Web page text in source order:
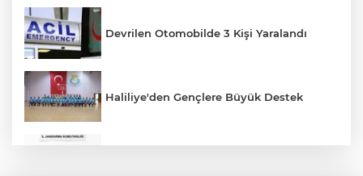
Devrilen Otomobilde 3 Kişi Yaralandı
Haliliye'den Gençlere Büyük Destek